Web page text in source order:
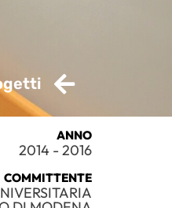
ANNO
2014 - 2016
COMMITTENTE